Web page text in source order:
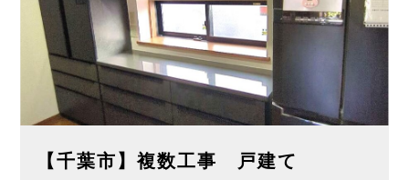
【千葉市】複数工事 戸建て